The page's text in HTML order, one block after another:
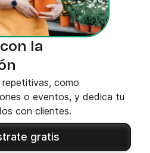
la
como
o eventos, y dedica tu
con clientes.
gratis